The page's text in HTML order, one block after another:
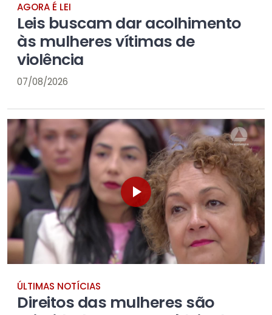
AGORA É LEI
Leis buscam dar acolhimento
às mulheres vítimas de
violência
07/08/2026
ÚLTIMAS NOTÍCIAS
Direitos das mulheres são